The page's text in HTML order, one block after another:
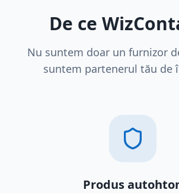
De ce
Nu suntem doar un furnizor
suntem partenerul tău de
Produs